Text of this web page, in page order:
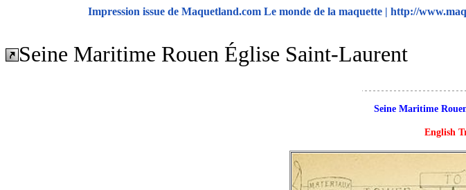
Impression issue de Maquetland.com Le monde de la maquette | http://
Seine Maritime Rouen Église Saint-Laurent
Seine Maritime
English